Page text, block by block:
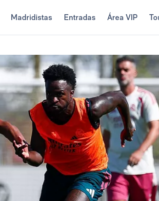
Madridistas Entradas Área VIP